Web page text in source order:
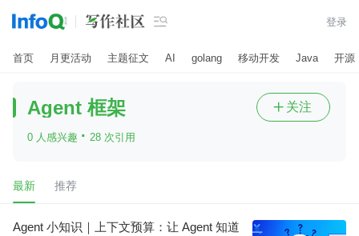
 登录
首页 月更活动 主题征文 AI golang 移动开发 Java 开源
Agent 框架
0 人感兴趣 · 28 次引用
 关注
最新 推荐
Agent 小知识｜上下文预算：让 Agent 知道